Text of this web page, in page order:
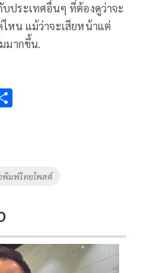
ประเทศอื่นๆ ที่ต้องดูว่าจะ
หน แม้ว่าจะเสียหน้าแต่
มากขึ้น.
พิมพ์ไทยโพสต์